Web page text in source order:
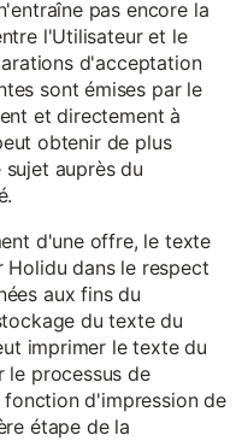
pas encore la
l'Utilisateur et le
d'acceptation
sont émises par le
et directement à
obtenir de plus
auprès du
d'une offre, le texte
dans le respect
aux fins du
du texte du
imprimer le texte du
le processus de
d'impression de
étape de la